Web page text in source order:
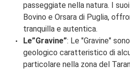
passeggiate nella natura. I
Bovino e Orsara di Puglia,
tranquilla e autentica.
Le”Gravine”: Le "Gravine"
geologico caratteristico di
particolare nella zona del